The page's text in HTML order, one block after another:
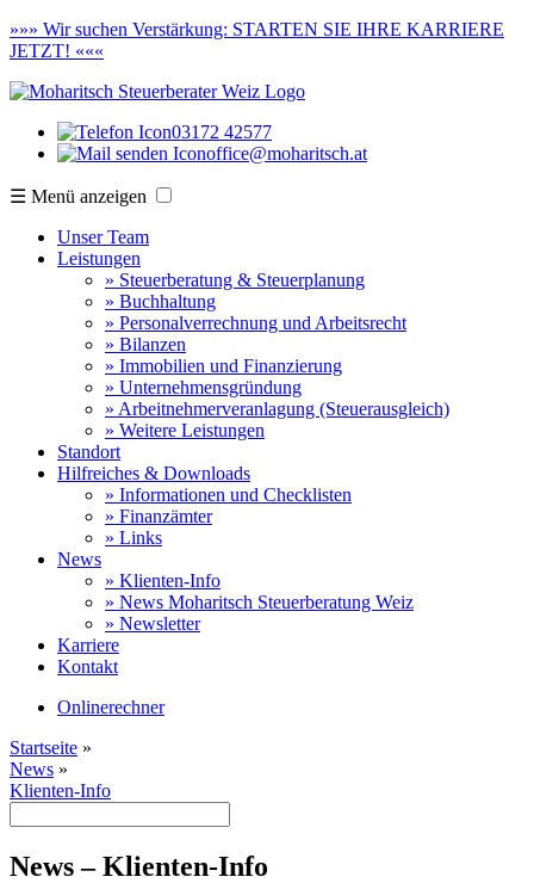
»»» Wir suchen Verstärkung: STARTEN SIE IHRE KARRIERE
JETZT! «««
03172 42577
office@moharitsch.at
☰ Menü anzeigen
Unser Team
Leistungen
» Steuerberatung & Steuerplanung
» Buchhaltung
» Personalverrechnung und Arbeitsrecht
» Bilanzen
» Immobilien und Finanzierung
» Unternehmensgründung
» Arbeitnehmerveranlagung (Steuerausgleich)
» Weitere Leistungen
Standort
Hilfreiches & Downloads
» Informationen und Checklisten
» Finanzämter
» Links
News
» Klienten-Info
» News Moharitsch Steuerberatung Weiz
» Newsletter
Karriere
Kontakt
Onlinerechner
Startseite »
News »
Klienten-Info
News – Klienten-Info